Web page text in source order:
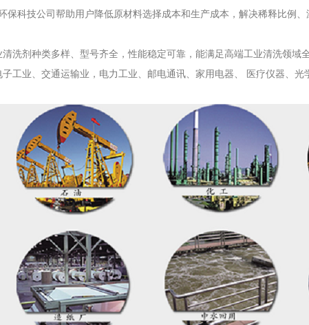
保科技公司 帮助用户降低原材料选择成本和生产成本，解决稀释比例
洗剂种类多样、型号齐全，性能稳定可靠，能满足高端工业清洗领域
工业、交通运输业，电力工业、邮电通讯、家用电器、 医疗仪器、